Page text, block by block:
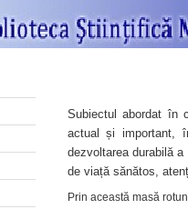
Subiectul abordat în
actual și important,
dezvoltarea durabilă
de viață sănătos,
Prin această masă